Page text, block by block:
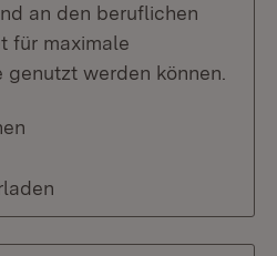
an den beruflichen
für maximale
werden können.